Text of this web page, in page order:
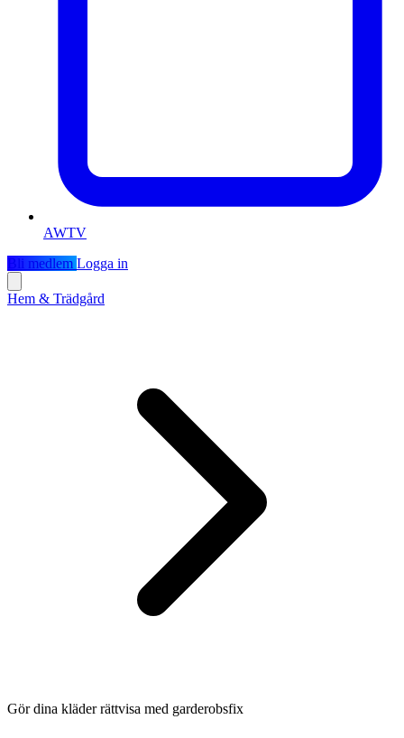
AWTV
Bli medlem Logga in
Hem & Trädgård
Gör dina kläder rättvisa med garderobsfix